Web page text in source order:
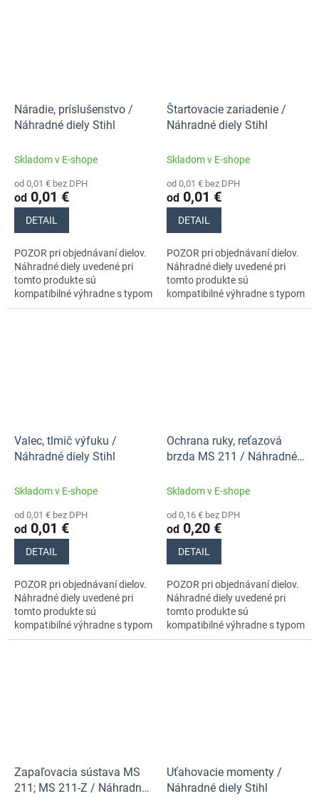
Náradie, príslušenstvo /
Náhradné diely Stihl
Skladom v E-shope
od 0,01 € bez DPH
od 0,01 €
DETAIL
POZOR pri objednávaní dielov.
Náhradné diely uvedené pri
tomto produkte sú
kompatibilné výhradne s typom
stroja s číslami 11390113070,
Štartovacie zariadenie /
Náhradné diely Stihl
Skladom v E-shope
od 0,01 € bez DPH
od 0,01 €
DETAIL
POZOR pri objednávaní dielov.
Náhradné diely uvedené pri
tomto produkte sú
kompatibilné výhradne s typom
stroja s číslami 11390113070,
Valec, tlmič výfuku /
Náhradné diely Stihl
Skladom v E-shope
od 0,01 € bez DPH
od 0,01 €
DETAIL
POZOR pri objednávaní dielov.
Náhradné diely uvedené pri
tomto produkte sú
kompatibilné výhradne s typom
stroja s číslami 11390113070,
Ochrana ruky, reťazová
brzda MS 211 / Náhradné
Skladom v E-shope
od 0,16 € bez DPH
od 0,20 €
DETAIL
POZOR pri objednávaní dielov.
Náhradné diely uvedené pri
tomto produkte sú
kompatibilné výhradne s typom
stroja s číslami 11390113070,
Zapaľovacia sústava MS
211; MS 211-Z / Náhradné
Uťahovacie momenty /
Náhradné diely Stihl